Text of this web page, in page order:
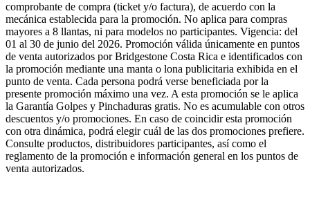
comprobante de compra (ticket y/o factura), de acuerdo con la
mecánica establecida para la promoción. No aplica para compras
mayores a 8 llantas, ni para modelos no participantes. Vigencia: del
01 al 30 de junio del 2026. Promoción válida únicamente en puntos
de venta autorizados por Bridgestone Costa Rica e identificados con
la promoción mediante una manta o lona publicitaria exhibida en el
punto de venta. Cada persona podrá verse beneficiada por la
presente promoción máximo una vez. A esta promoción se le aplica
la Garantía Golpes y Pinchaduras gratis. No es acumulable con otros
descuentos y/o promociones. En caso de coincidir esta promoción
con otra dinámica, podrá elegir cuál de las dos promociones prefiere.
Consulte productos, distribuidores participantes, así como el
reglamento de la promoción e información general en los puntos de
venta autorizados.